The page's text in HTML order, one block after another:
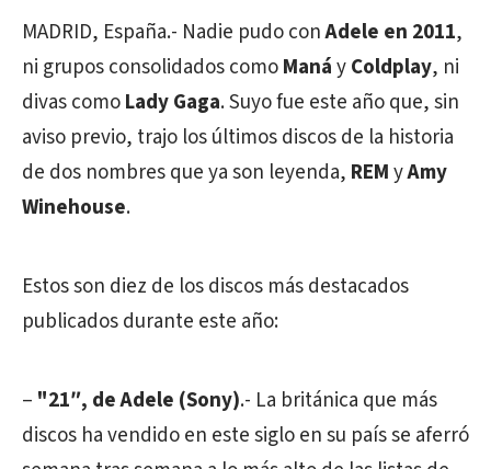
MADRID, España.- Nadie pudo conAdele en 2011,
ni grupos consolidados comoManáyColdplay, ni
divas comoLady Gaga. Suyo fue este año que, sin
aviso previo, trajo los últimos discos de la historia
de dos nombres que ya son leyenda, REMyAmy
Winehouse.
Estos son diez de los discos más destacados
publicados durante este año:
– "21″, de Adele (Sony).- La británica que más
discos ha vendido en este siglo en su país se aferró